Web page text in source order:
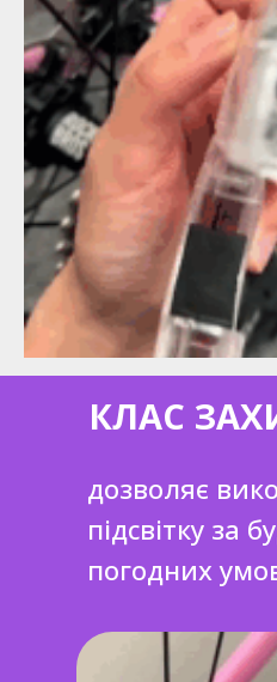
КЛАС
дозволяє
підсвітку за
погодних